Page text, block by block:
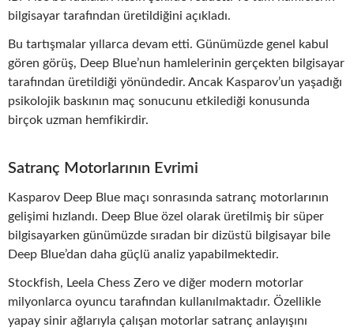
bilgisayar tarafından üretildiğini açıkladı.
Bu tartışmalar yıllarca devam etti. Günümüzde genel kabul
gören görüş, Deep Blue’nun hamlelerinin gerçekten bilgisayar
tarafından üretildiği yönündedir. Ancak Kasparov’un yaşadığı
psikolojik baskının maç sonucunu etkilediği konusunda
birçok uzman hemfikirdir.
Satranç Motorlarının Evrimi
Kasparov Deep Blue maçı sonrasında satranç motorlarının
gelişimi hızlandı. Deep Blue özel olarak üretilmiş bir süper
bilgisayarken günümüzde sıradan bir dizüstü bilgisayar bile
Deep Blue’dan daha güçlü analiz yapabilmektedir.
Stockfish, Leela Chess Zero ve diğer modern motorlar
milyonlarca oyuncu tarafından kullanılmaktadır. Özellikle
yapay sinir ağlarıyla çalışan motorlar satranç anlayışını